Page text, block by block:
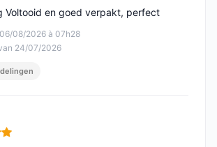
08/2026 à 07h28
24/07/2026
Voltooid en goed verpakt, perfect
5 van 5